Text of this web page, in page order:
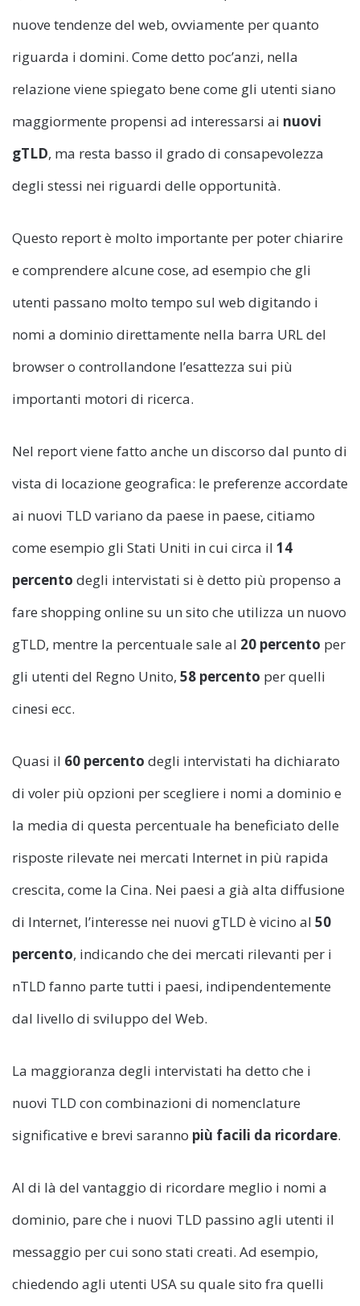
nuove tendenze del web, ovviamente per quanto
riguarda i domini. Come detto poc’anzi, nella
relazione viene spiegato bene come gli utenti siano
maggiormente propensi ad interessarsi ai nuovi
gTLD, ma resta basso il grado di consapevolezza
degli stessi nei riguardi delle opportunità.
Questo report è molto importante per poter chiarire
e comprendere alcune cose, ad esempio che gli
utenti passano molto tempo sul web digitando i
nomi a dominio direttamente nella barra URL del
browser o controllandone l’esattezza sui più
importanti motori di ricerca.
Nel report viene fatto anche un discorso dal punto di
vista di locazione geografica: le preferenze accordate
ai nuovi TLD variano da paese in paese, citiamo
come esempio gli Stati Uniti in cui circa il 14
percento degli intervistati si è detto più propenso a
fare shopping online su un sito che utilizza un nuovo
gTLD, mentre la percentuale sale al 20 percento per
gli utenti del Regno Unito, 58 percento per quelli
cinesi ecc.
Quasi il 60 percento degli intervistati ha dichiarato
di voler più opzioni per scegliere i nomi a dominio e
la media di questa percentuale ha beneficiato delle
risposte rilevate nei mercati Internet in più rapida
crescita, come la Cina. Nei paesi a già alta diffusione
di Internet, l’interesse nei nuovi gTLD è vicino al 50
percento, indicando che dei mercati rilevanti per i
nTLD fanno parte tutti i paesi, indipendentemente
dal livello di sviluppo del Web.
La maggioranza degli intervistati ha detto che i
nuovi TLD con combinazioni di nomenclature
significative e brevi saranno più facili da ricordare.
Al di là del vantaggio di ricordare meglio i nomi a
dominio, pare che i nuovi TLD passino agli utenti il
messaggio per cui sono stati creati. Ad esempio,
chiedendo agli utenti USA su quale sito fra quelli